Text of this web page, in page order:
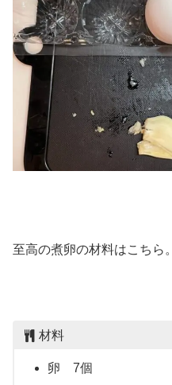
至高の煮卵の材料はこちら。
材料
卵 7個